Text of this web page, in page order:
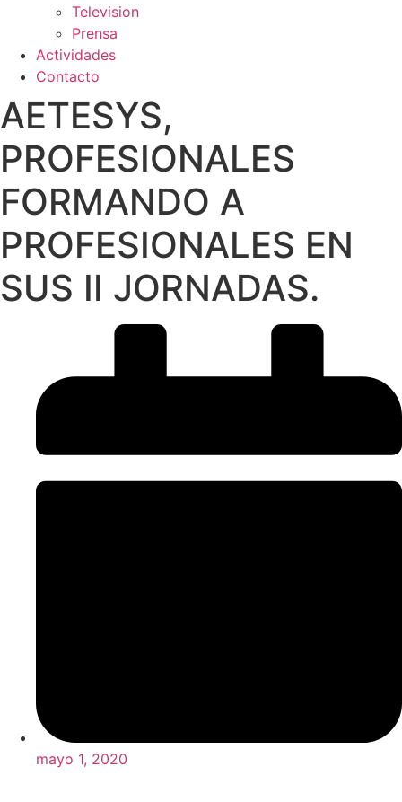
Television
Prensa
Actividades
Contacto
AETESYS,
PROFESIONALES
FORMANDO A
PROFESIONALES EN
SUS II JORNADAS.
mayo 1, 2020